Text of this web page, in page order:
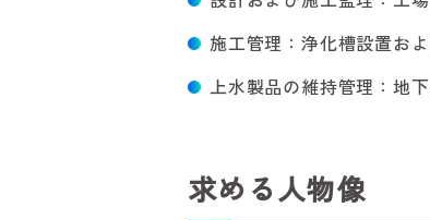
施工管理：浄化槽設置お
上水製品の維持管理：地
求める人物像